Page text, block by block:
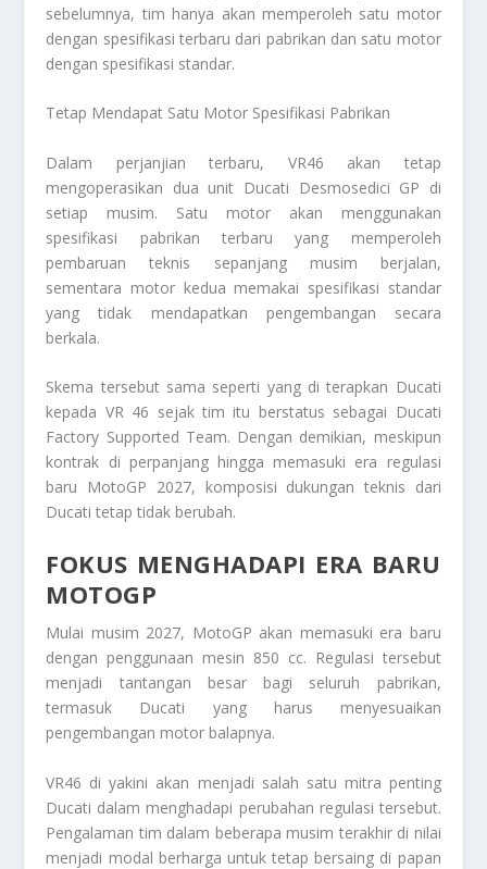
sebelumnya, tim hanya akan memperoleh satu motor
dengan spesifikasi terbaru dari pabrikan dan satu motor
dengan spesifikasi standar.
Tetap Mendapat Satu Motor Spesifikasi Pabrikan
Dalam perjanjian terbaru, VR46 akan tetap
mengoperasikan dua unit Ducati Desmosedici GP di
setiap musim. Satu motor akan menggunakan
spesifikasi pabrikan terbaru yang memperoleh
pembaruan teknis sepanjang musim berjalan,
sementara motor kedua memakai spesifikasi standar
yang tidak mendapatkan pengembangan secara
berkala.
Skema tersebut sama seperti yang di terapkan Ducati
kepada VR 46 sejak tim itu berstatus sebagai Ducati
Factory Supported Team. Dengan demikian, meskipun
kontrak di perpanjang hingga memasuki era regulasi
baru MotoGP 2027, komposisi dukungan teknis dari
Ducati tetap tidak berubah.
FOKUS MENGHADAPI ERA BARU
MOTOGP
Mulai musim 2027, MotoGP akan memasuki era baru
dengan penggunaan mesin 850 cc. Regulasi tersebut
menjadi tantangan besar bagi seluruh pabrikan,
termasuk Ducati yang harus menyesuaikan
pengembangan motor balapnya.
VR46 di yakini akan menjadi salah satu mitra penting
Ducati dalam menghadapi perubahan regulasi tersebut.
Pengalaman tim dalam beberapa musim terakhir di nilai
menjadi modal berharga untuk tetap bersaing di papan